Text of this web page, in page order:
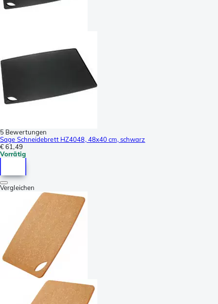
5 Bewertungen
Sage Schneidebrett HZ4048, 48x40 cm, schwarz
€ 61,49
Vorrätig
Vergleichen